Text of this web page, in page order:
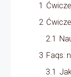
1
2
2.1
3 Faqs:
3.1